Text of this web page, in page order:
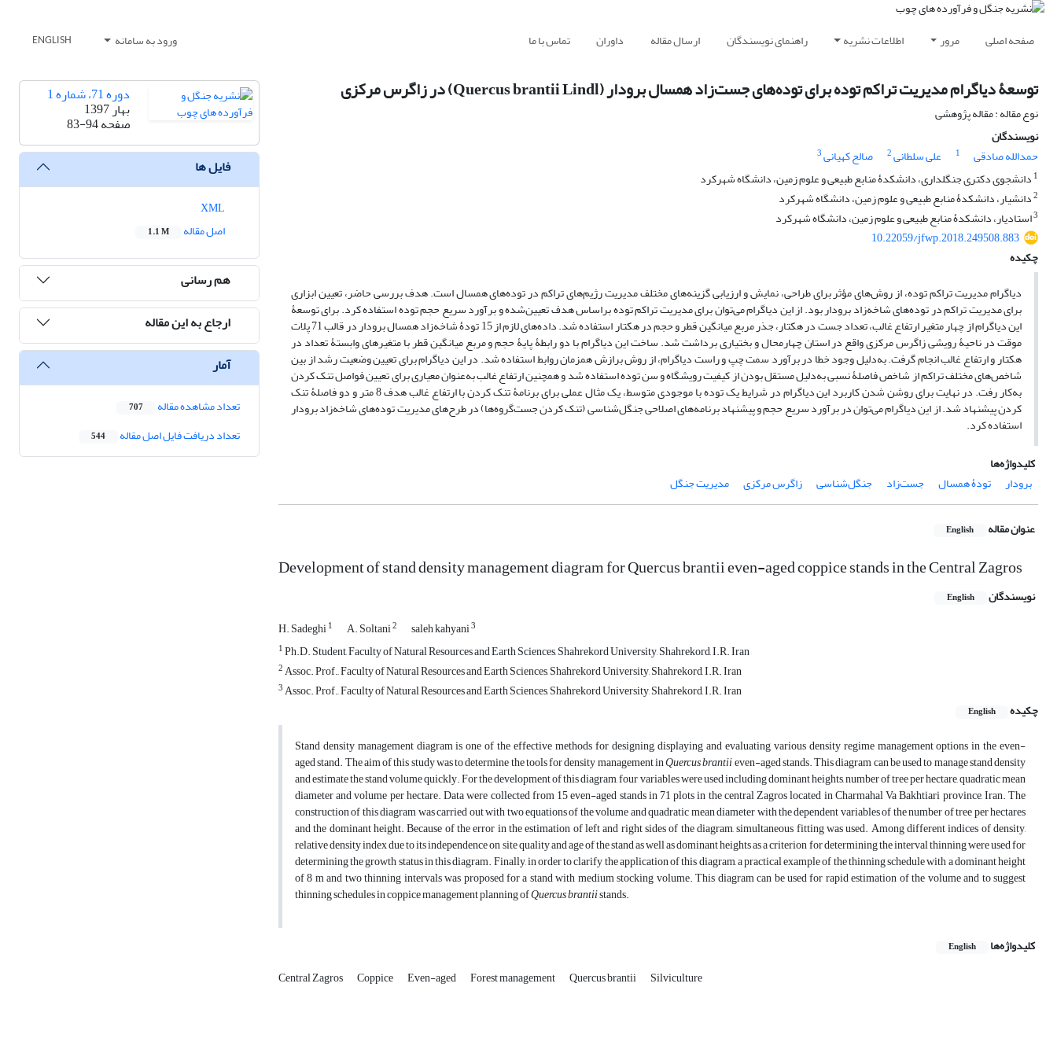
صفحه اصلی مرور اطلاعات نشریه راهنمای نویسندگان ارسال مقاله داوران تماس با ما ورود به سامانه ENGLISH
توسعۀ دیاگرام مدیریت تراکم توده برای توده‌های جست‌زاد همسال برودار (Quercus brantii Lindl) در زاگرس مرکزی
نوع مقاله : مقاله پژوهشی
نویسندگان
حمدالله صادقی
1 علی سلطانی2 صالح کهیانی3
1 دانشجوی دکتری جنگلداری، دانشکدۀ منابع طبیعی و علوم زمین، دانشگاه شهرکرد
2دانشیار، دانشکدۀ منابع طبیعی و علوم زمین، دانشگاه شهرکرد
3استادیار، دانشکدۀ منابع طبیعی و علوم زمین، دانشگاه شهرکرد
10.22059/jfwp.2018.249508.883
چکیده
دیاگرام مدیریت تراکم توده، از روش‌های مؤثر برای طراحی، نمایش و ارزیابی گزینه‌های مختلف مدیریت رژیم‌های تراکم در توده‌های همسال است. هدف بررسی حاضر، تعیین ابزاری
برای مدیریت تراکم در توده‌های شاخه‌زاد برودار بود. از این دیاگرام می‌توان برای مدیریت تراکم توده براساس هدف تعیین‌شده و برآورد سریع حجم توده استفاده کرد. برای توسعۀ
این دیاگرام از چهار متغیر ارتفاع غالب، تعداد جست در هکتار، جذر مربع میانگین قطر و حجم در هکتار استفاده شد. داده‌های لازم از 15 تودۀ شاخه‌زاد همسال برودار در قالب 71 پلات
موقت در ناحیۀ رویشی زاگرس مرکزی واقع در استان چهارمحال و بختیاری برداشت شد. ساخت این دیاگرام با دو رابطۀ پایۀ حجم و مربع میانگین قطر با متغیرهای وابستۀ تعداد در
هکتار و ارتفاع غالب انجام گرفت. به‌دلیل وجود خطا در برآورد سمت چپ و راست دیاگرام، از روش برازش همزمان روابط استفاده شد. در این دیاگرام برای تعیین وضعیت رشد از بین
شاخص‌های مختلف تراکم از شاخص فاصلۀ نسبی به‌دلیل مستقل بودن از کیفیت رویشگاه و سن توده استفاده شد و همچنین ارتفاع غالب به‌عنوان معیاری برای تعیین فواصل تنک کردن
به‌کار رفت. در نهایت برای روشن شدن کاربرد این دیاگرام در شرایط یک توده با موجودی متوسط، یک مثال عملی برای برنامۀ تنک کردن با ارتفاع غالب هدف 8 متر و دو فاصلۀ تنک
کردن پیشنهاد شد. از این دیاگرام می‌توان در برآورد سریع حجم و پیشنهاد برنامه‌های اصلاحی جنگل‌شناسی (تنک کردن جست‌گروه‌ها) در طرح‌های مدیریت توده‌های شاخه‌زاد برودار
استفاده کرد.
کلیدواژه‌ها
برودار
تودۀ همسال جست‌زاد جنگل‌شناسی زاگرس مرکزی مدیریت جنگل
عنوان مقاله English
Development of stand density management diagram for Quercus brantii‏ even-aged coppice stands in the Central Zagros
نویسندگان English
H. Sadeghi1 A. Soltani2 saleh kahyani3
1Ph.D. Student, Faculty of Natural Resources and Earth Sciences, Shahrekord University, Shahrekord, I.R. Iran
2Assoc. Prof., Faculty of Natural Resources and Earth Sciences, Shahrekord University, Shahrekord, I.R. Iran
3Assoc. Prof., Faculty of Natural Resources and Earth Sciences, Shahrekord University, Shahrekord, I.R. Iran
چکیده
English
Stand density management diagram is one of the effective methods for designing, displaying and evaluating various density regime management options in the even-
aged stand. The aim of this study was to determine the tools for density management inQuercus brantiieven-aged stands. This diagram can be used to manage stand density
and estimate the stand volume quickly. For the development of this diagram, four variables were used including dominant heights, number of tree per hectare, quadratic mean
diameter and volume per hectare. Data were collected from 15 even-aged stands in 71 plots in the central Zagros located in Charmahal Va Bakhtiari province, Iran. The
construction of this diagram was carried out with two equations of the volume and quadratic mean diameter with the dependent variables of the number of tree per hectares
and the dominant height. Because of the error in the estimation of left and right sides of the diagram, simultaneous fitting was used. Among different indices of density,
relative density index due to its independence on site quality and age of the stand as well as dominant heights as a criterion for determining the interval thinning were used for
determining the growth status in this diagram. Finally, in order to clarify the application of this diagram, a practical example of the thinning schedule with a dominant height
of 8 m and two thinning intervals was proposed for a stand with medium stocking volume. This diagram can be used for rapid estimation of the volume and to suggest
thinning schedules in coppice management planning ofQuercus brantiistands.
کلیدواژه‌ها English
Central Zagros Coppice Even-aged Forest management Quercus brantii Silviculture
دوره 71، شماره 1
بهار 1397
صفحه83-94
فایل ها
اصل مقاله
1.1 M
هم رسانی
ارجاع به این مقاله
آمار
تعداد مشاهده مقاله 707
تعداد دریافت فایل اصل مقاله 544